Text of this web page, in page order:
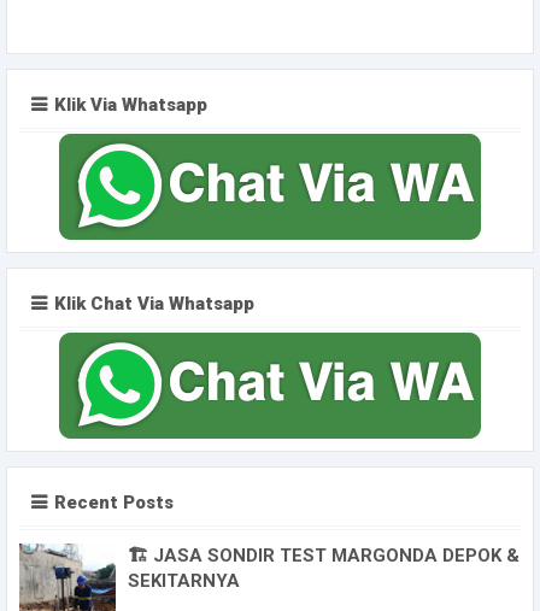
Klik Via Whatsapp
Klik Chat Via Whatsapp
Recent Posts
🏗️ JASA SONDIR TEST MARGONDA DEPOK &
SEKITARNYA